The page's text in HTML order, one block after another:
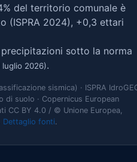
del territorio comunale è
(ISPRA 2024), +0,3 ettari
sotto la norma
luglio 2026).
sismica) · ISPRA
di suolo · Copernicus European
CC BY 4.0 / © Unione Europea,
Dettaglio fonti.